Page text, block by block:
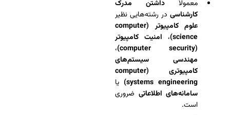
معمولاً داشتن مدرک
کارشناسی در رشته‌هایی نظیر
علوم کامپیوتر (computer
science) ، امنیت کامپیوتر
(computer security)
،
مهندسی سیستم‌های
کامپیوتری (computer
systems engineering)
یا
سامانه‌های اطلاعاتی ضروری
است.